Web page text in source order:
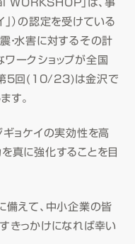
」は、事
）の認定を受けている
・水害に対するその計
ークショップが全国
第5回(10/23)は金沢で
す。
ギョケイの実効性を高
真に強化することを目
備えて、中小企業の皆
きっかけになれば幸い